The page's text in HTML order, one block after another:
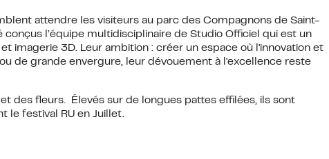
attendre les visiteurs au parc des Compagnons de Saint-
conçus l’équipe multidisciplinaire de Studio Officiel qui est un
imagerie 3D. Leur ambition : créer un espace où l'innovation et
de grande envergure, leur dévouement à l'excellence reste
des fleurs. Élevés sur de longues pattes effilées, ils sont
le festival RU en Juillet.